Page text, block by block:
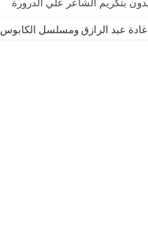
غادة عبد الرازق ومسلسل الكابوس